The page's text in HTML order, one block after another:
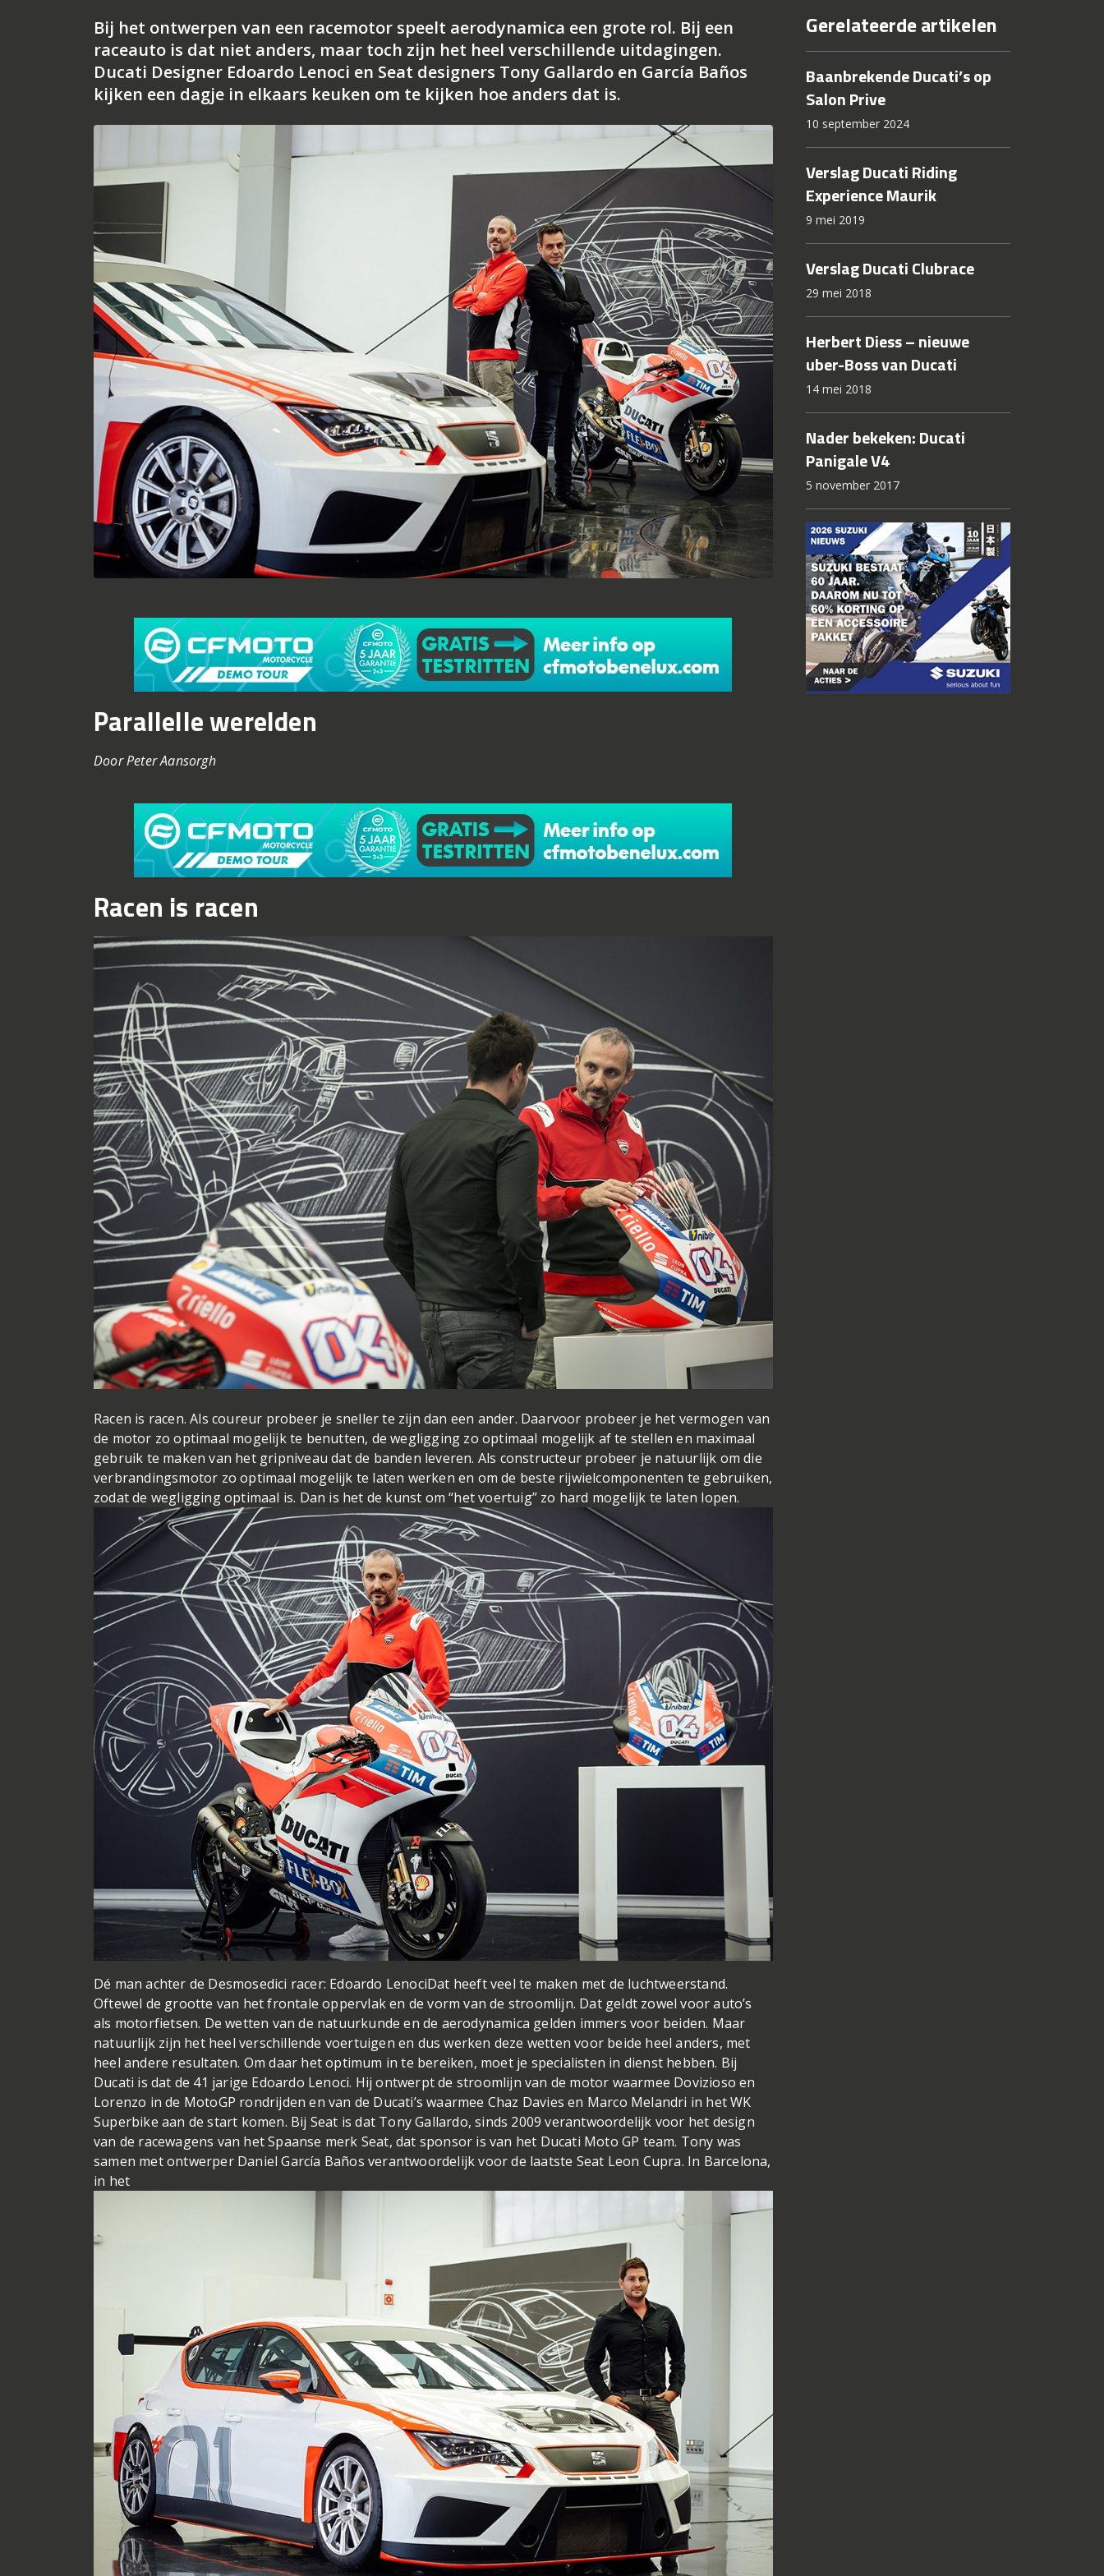
Bij het ontwerpen van een racemotor speelt aerodynamica een grote rol. Bij een
raceauto is dat niet anders, maar toch zijn het heel verschillende uitdagingen.
Ducati Designer Edoardo Lenoci en Seat designers Tony Gallardo en García Baños
kijken een dagje in elkaars keuken om te kijken hoe anders dat is.
Parallelle werelden
Door Peter Aansorgh
Racen is racen
Racen is racen. Als coureur probeer je sneller te zijn dan een ander. Daarvoor probeer je het vermogen van
de motor zo optimaal mogelijk te benutten, de wegligging zo optimaal mogelijk af te stellen en maximaal
gebruik te maken van het gripniveau dat de banden leveren. Als constructeur probeer je natuurlijk om die
verbrandingsmotor zo optimaal mogelijk te laten werken en om de beste rijwielcomponenten te gebruiken,
zodat de wegligging optimaal is. Dan is het de kunst om “het voertuig” zo hard mogelijk te laten lopen.
Dé man achter de Desmosedici racer: Edoardo LenociDat heeft veel te maken met de luchtweerstand.
Oftewel de grootte van het frontale oppervlak en de vorm van de stroomlijn. Dat geldt zowel voor auto’s
als motorfietsen. De wetten van de natuurkunde en de aerodynamica gelden immers voor beiden. Maar
natuurlijk zijn het heel verschillende voertuigen en dus werken deze wetten voor beide heel anders, met
heel andere resultaten. Om daar het optimum in te bereiken, moet je specialisten in dienst hebben. Bij
Ducati is dat de 41 jarige Edoardo Lenoci. Hij ontwerpt de stroomlijn van de motor waarmee Dovizioso en
Lorenzo in de MotoGP rondrijden en van de Ducati’s waarmee Chaz Davies en Marco Melandri in het WK
Superbike aan de start komen. Bij Seat is dat Tony Gallardo, sinds 2009 verantwoordelijk voor het design
van de racewagens van het Spaanse merk Seat, dat sponsor is van het Ducati Moto GP team. Tony was
samen met ontwerper Daniel García Baños verantwoordelijk voor de laatste Seat Leon Cupra. In Barcelona,
in het
Gerelateerde artikelen
Baanbrekende Ducati’s op
Salon Prive
10 september 2024
Verslag Ducati Riding
Experience Maurik
9 mei 2019
Verslag Ducati Clubrace
29 mei 2018
Herbert Diess – nieuwe
uber-Boss van Ducati
14 mei 2018
Nader bekeken: Ducati
Panigale V4
5 november 2017